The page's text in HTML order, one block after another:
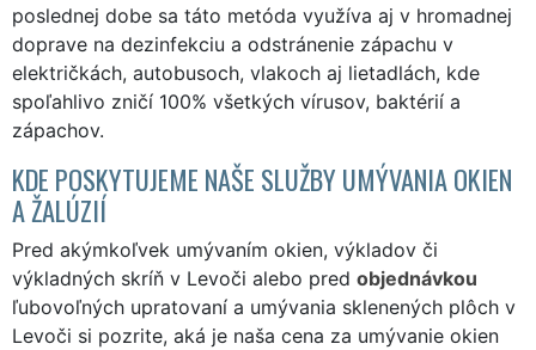
poslednej dobe sa táto metóda využíva aj v hromadnej
doprave na dezinfekciu a odstránenie zápachu v
električkách, autobusoch, vlakoch aj lietadlách, kde
spoľahlivo zničí 100% všetkých vírusov, baktérií a
zápachov.
KDE POSKYTUJEME NAŠE SLUŽBY UMÝVANIA OKIEN
A ŽALÚZIÍ
Pred akýmkoľvek umývaním okien, výkladov či
výkladných skríň v Levoči alebo pred objednávkou
ľubovoľných upratovaní a umývania sklenených plôch v
Levoči si pozrite, aká je naša cena za umývanie okien